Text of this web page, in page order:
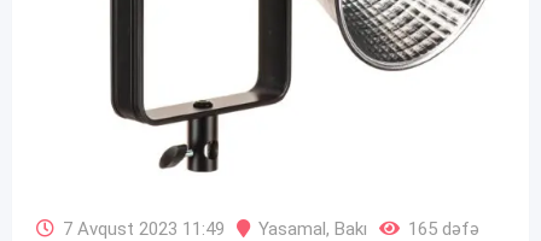
7 Avqust 2023 11:49 Yasamal, Bakı
165 dəfə